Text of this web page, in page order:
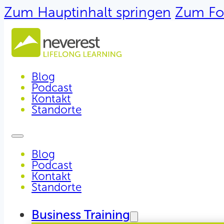
Zum Hauptinhalt springen Zum
Blog
Podcast
Kontakt
Standorte
Blog
Podcast
Kontakt
Standorte
Business Training